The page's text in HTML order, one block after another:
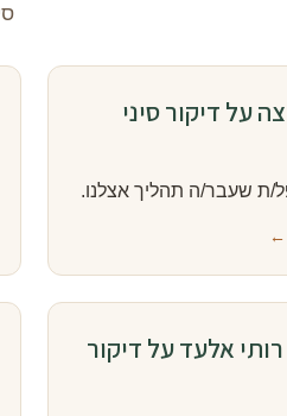
על דיקור סיני
ת שעבר/ה תהליך אצלנו.
←
אלעד על דיקור